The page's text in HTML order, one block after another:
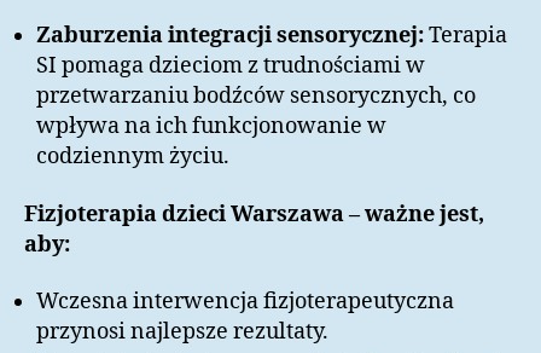
Zaburzenia integracji sensorycznej:Terapia
SI pomaga dzieciom z trudnościami w
przetwarzaniu bodźców sensorycznych, co
wpływa na ich funkcjonowanie w
codziennym życiu.
Fizjoterapia dzieci Warszawa – ważne jest,
aby:
Wczesna interwencja fizjoterapeutyczna
przynosi najlepsze rezultaty.